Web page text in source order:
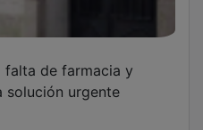
solución urgente